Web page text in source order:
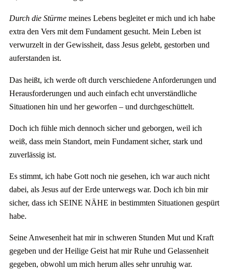
Durch die Stürme meines Lebens begleitet er mich und ich habe
extra den Vers mit dem Fundament gesucht. Mein Leben ist
verwurzelt in der Gewissheit, dass Jesus gelebt, gestorben und
auferstanden ist.
Das heißt, ich werde oft durch verschiedene Anforderungen und
Herausforderungen und auch einfach echt unverständliche
Situationen hin und her geworfen – und durchgeschüttelt.
Doch ich fühle mich dennoch sicher und geborgen, weil ich
weiß, dass mein Standort, mein Fundament sicher, stark und
zuverlässig ist.
Es stimmt, ich habe Gott noch nie gesehen, ich war auch nicht
dabei, als Jesus auf der Erde unterwegs war. Doch ich bin mir
sicher, dass ich SEINE NÄHE in bestimmten Situationen gespürt
habe.
Seine Anwesenheit hat mir in schweren Stunden Mut und Kraft
gegeben und der Heilige Geist hat mir Ruhe und Gelassenheit
gegeben, obwohl um mich herum alles sehr unruhig war.